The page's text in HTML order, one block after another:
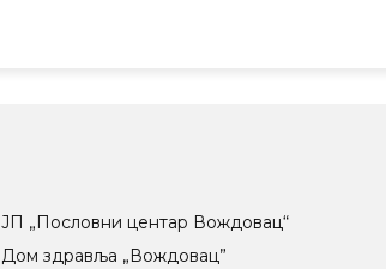
ЈП „Пословни центар Вождовац“
Дом здравља „Вождовац”